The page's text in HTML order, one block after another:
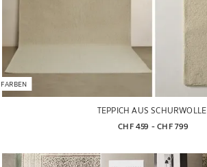
TEPPICH AUS SCHURWOLLE
CHF 459 - CHF 799